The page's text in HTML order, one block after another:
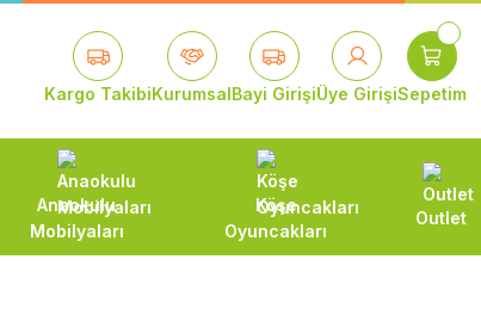
Kargo TakibiKurumsalBayi GirişiÜye GirişiSepetim
Anaokulu
Mobilyaları
Köşe
Oyuncakları
Outlet